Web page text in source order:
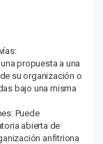
propuesta a una
su organización o
bajo una misma
Puede
abierta de
anfitriona